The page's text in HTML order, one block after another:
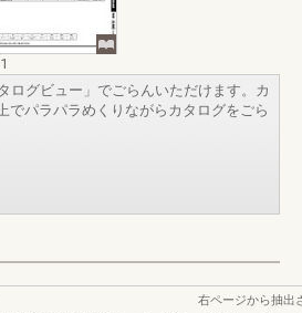
ログビュー」でごらんいただけます。カ
でパラパラめくりながらカタログをごら
右ページから抽出